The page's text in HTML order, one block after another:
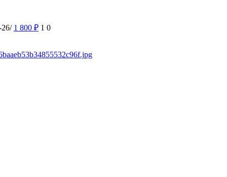
26/ 1 800 ₽ 1 0